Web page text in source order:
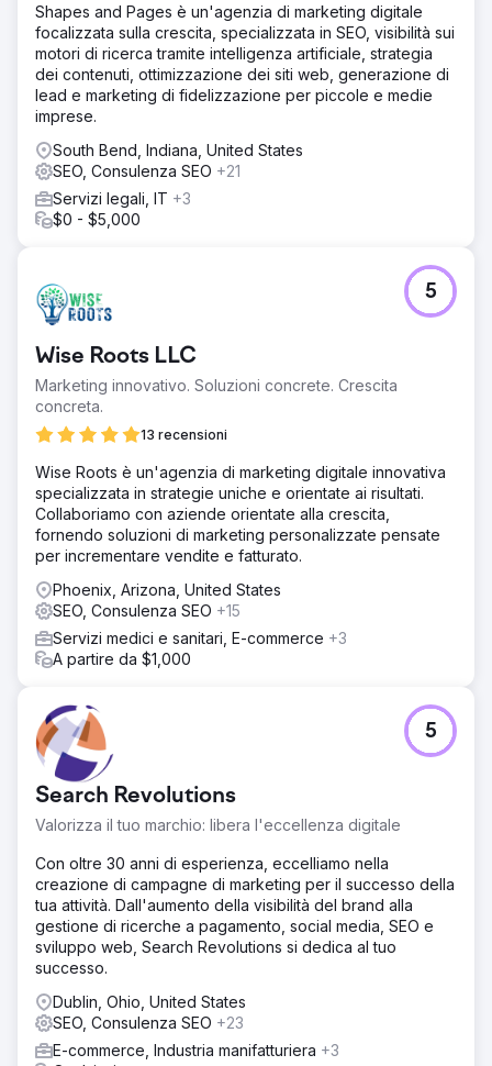
Shapes and Pages è un'agenzia di marketing digitale
focalizzata sulla crescita, specializzata in SEO, visibilità sui
motori di ricerca tramite intelligenza artificiale, strategia
dei contenuti, ottimizzazione dei siti web, generazione di
lead e marketing di fidelizzazione per piccole e medie
imprese.
South Bend, Indiana, United States
SEO, Consulenza SEO +21
Servizi legali, IT +3
$0 - $5,000
Wise Roots LLC
Marketing innovativo. Soluzioni concrete. Crescita
concreta.
13 recensioni
5
Wise Roots è un'agenzia di marketing digitale innovativa
specializzata in strategie uniche e orientate ai risultati.
Collaboriamo con aziende orientate alla crescita,
fornendo soluzioni di marketing personalizzate pensate
per incrementare vendite e fatturato.
Phoenix, Arizona, United States
SEO, Consulenza SEO +15
Servizi medici e sanitari, E-commerce +3
A partire da $1,000
Search Revolutions
Valorizza il tuo marchio: libera l'eccellenza digitale
5
Con oltre 30 anni di esperienza, eccelliamo nella
creazione di campagne di marketing per il successo della
tua attività. Dall'aumento della visibilità del brand alla
gestione di ricerche a pagamento, social media, SEO e
sviluppo web, Search Revolutions si dedica al tuo
successo.
Dublin, Ohio, United States
SEO, Consulenza SEO +23
E-commerce, Industria manifatturiera +3